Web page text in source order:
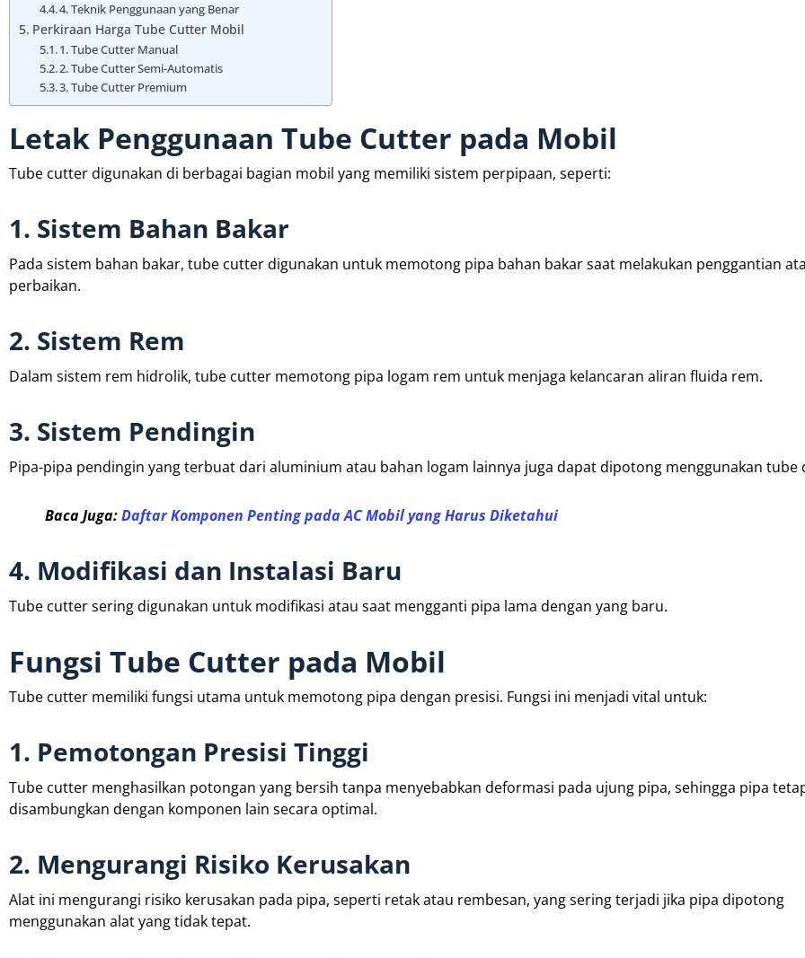
4. Teknik Penggunaan yang Benar
Perkiraan Harga Tube Cutter Mobil
1. Tube Cutter Manual
2. Tube Cutter Semi-Automatis
3. Tube Cutter Premium
Letak Penggunaan Tube Cutter pada Mobil
Tube cutter digunakan di berbagai bagian mobil yang memiliki sistem perpipaan, seperti:
1. Sistem Bahan Bakar
Pada sistem bahan bakar, tube cutter digunakan untuk memotong pipa bahan bakar saat melakukan penggantian
perbaikan.
2. Sistem Rem
Dalam sistem rem hidrolik, tube cutter memotong pipa logam rem untuk menjaga kelancaran aliran fluida rem.
3. Sistem Pendingin
Pipa-pipa pendingin yang terbuat dari aluminium atau bahan logam lainnya juga dapat dipotong menggunakan tube
Baca Juga:Daftar Komponen Penting pada AC Mobil yang Harus Diketahui
4. Modifikasi dan Instalasi Baru
Tube cutter sering digunakan untuk modifikasi atau saat mengganti pipa lama dengan yang baru.
Fungsi Tube Cutter pada Mobil
Tube cutter memiliki fungsi utama untuk memotong pipa dengan presisi. Fungsi ini menjadi vital untuk:
1. Pemotongan Presisi Tinggi
Tube cutter menghasilkan potongan yang bersih tanpa menyebabkan deformasi pada ujung pipa, sehingga pipa
disambungkan dengan komponen lain secara optimal.
2. Mengurangi Risiko Kerusakan
Alat ini mengurangi risiko kerusakan pada pipa, seperti retak atau rembesan, yang sering terjadi jika pipa dipotong
menggunakan alat yang tidak tepat.